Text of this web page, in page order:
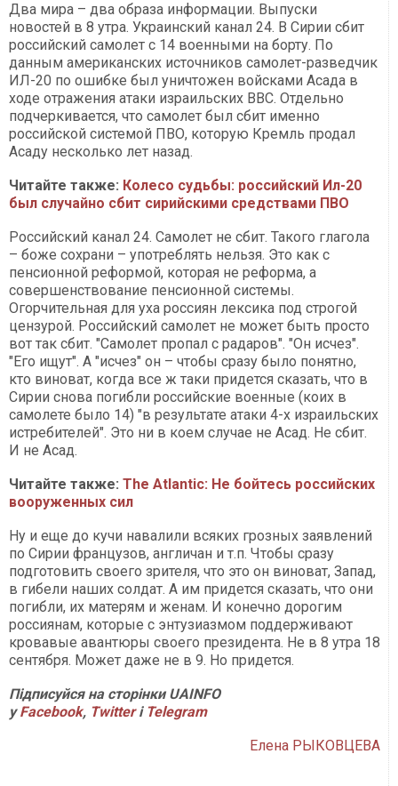
Два мира – два образа информации. Выпуски
новостей в 8 утра. Украинский канал 24. В Сирии сбит
российский самолет с 14 военными на борту. По
данным американских источников самолет-разведчик
ИЛ-20 по ошибке был уничтожен войсками Асада в
ходе отражения атаки израильских ВВС. Отдельно
подчеркивается, что самолет был сбит именно
российской системой ПВО, которую Кремль продал
Асаду несколько лет назад.
Читайте также: Колесо судьбы: российский Ил-20
был случайно сбит сирийскими средствами ПВО
Российский канал 24. Самолет не сбит. Такого глагола
– боже сохрани – употреблять нельзя. Это как с
пенсионной реформой, которая не реформа, а
совершенствование пенсионной системы.
Огорчительная для уха россиян лексика под строгой
цензурой. Российский самолет не может быть просто
вот так сбит. "Самолет пропал с радаров". "Он исчез".
"Его ищут". А "исчез" он – чтобы сразу было понятно,
кто виноват, когда все ж таки придется сказать, что в
Сирии снова погибли российские военные (коих в
самолете было 14) "в результате атаки 4-х израильских
истребителей". Это ни в коем случае не Асад. Не сбит.
И не Асад.
Читайте также: The Atlantic: Не бойтесь российских
вооруженных сил
Ну и еще до кучи навалили всяких грозных заявлений
по Сирии французов, англичан и т.п. Чтобы сразу
подготовить своего зрителя, что это он виноват, Запад,
в гибели наших солдат. А им придется сказать, что они
погибли, их матерям и женам. И конечно дорогим
россиянам, которые с энтузиазмом поддерживают
кровавые авантюры своего президента. Не в 8 утра 18
сентября. Может даже не в 9. Но придется.
Підписуйся на сторінки UAINFO
уFacebook, Twitter і Telegram
Елена РЫКОВЦЕВА